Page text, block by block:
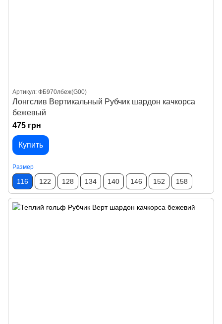
Артикул: ФБ970лбеж(G00)
Лонгслив Вертикальный Рубчик шардон качкорса
бежевый
475 грн
Купить
Размер
116 122 128 134 140 146 152 158